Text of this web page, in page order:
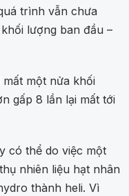
trình vẫn chưa
lượng ban đầu –
một nửa khối
gấp 8 lần lại mất tới
có thể do việc một
nhiên liệu hạt nhân
thành heli. Vì